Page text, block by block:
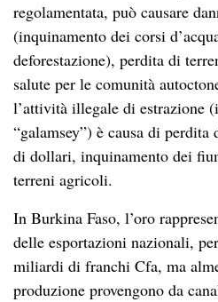
regolamentata, può causare
(inquinamento dei corsi
deforestazione), perdita di
salute per le comunità
l’attività illegale di estrazione
“galamsey”) è causa di
di dollari, inquinamento dei
terreni agricoli.
In Burkina Faso, l’oro
delle esportazioni nazionali,
miliardi di franchi Cfa, ma
produzione provengono da